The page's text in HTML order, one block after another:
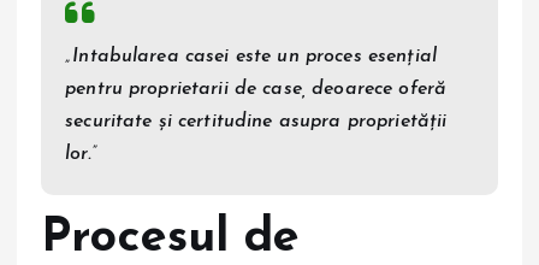
„Intabularea casei este un proces esențial
pentru proprietarii de case, deoarece oferă
securitate și certitudine asupra proprietății
lor.”
Procesul de